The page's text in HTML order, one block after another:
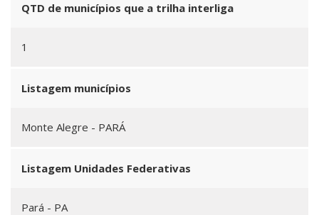
QTD de municípios que a trilha interliga
1
Listagem municípios
Monte Alegre - PARÁ
Listagem Unidades Federativas
Pará - PA